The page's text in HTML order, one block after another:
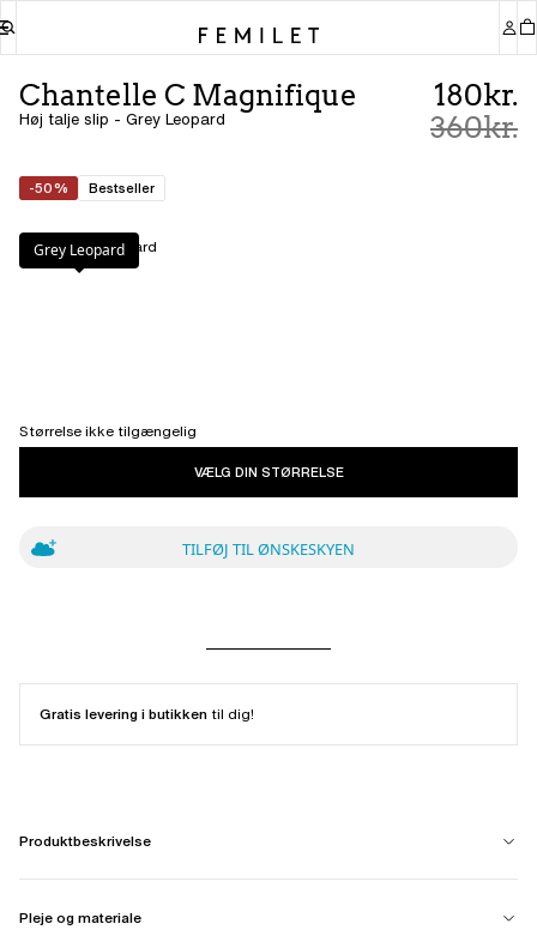
Chantelle C Magnifique
Høj talje slip - Grey Leopard
180kr.
360kr.
-50% Bestseller
Farve:Grey Leopard
Grey Leopard
Størrelse ikke tilgængelig
VÆLG DIN STØRRELSE
TILFØJ TIL ØNSKESKYEN
Gratis levering i butikken til dig!
Produktbeskrivelse
Pleje og materiale